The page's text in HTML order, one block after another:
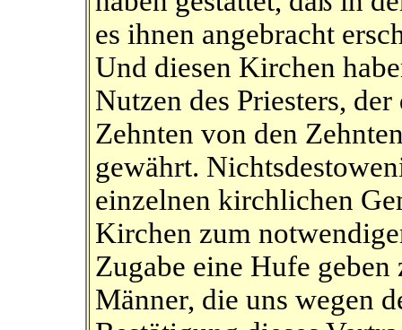
es ihnen angebracht
Und diesen Kirchen
Nutzen des Priesters,
Zehnten von den
gewährt.
einzelnen kirchlichen
Kirchen zum
Zugabe eine Hufe
Männer, die uns wegen